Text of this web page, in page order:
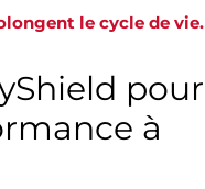
le cycle de vie.
pour
à